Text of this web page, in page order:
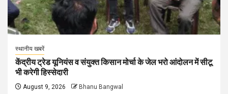
स्थानीय खबरें
केंद्रीय ट्रेड यूनियंस व संयुक्त किसान मोर्चा के जेल भरो आंदोलन में सीटू
भी करेगी हिस्सेदारी
August 9, 2026 Bhanu Bangwal